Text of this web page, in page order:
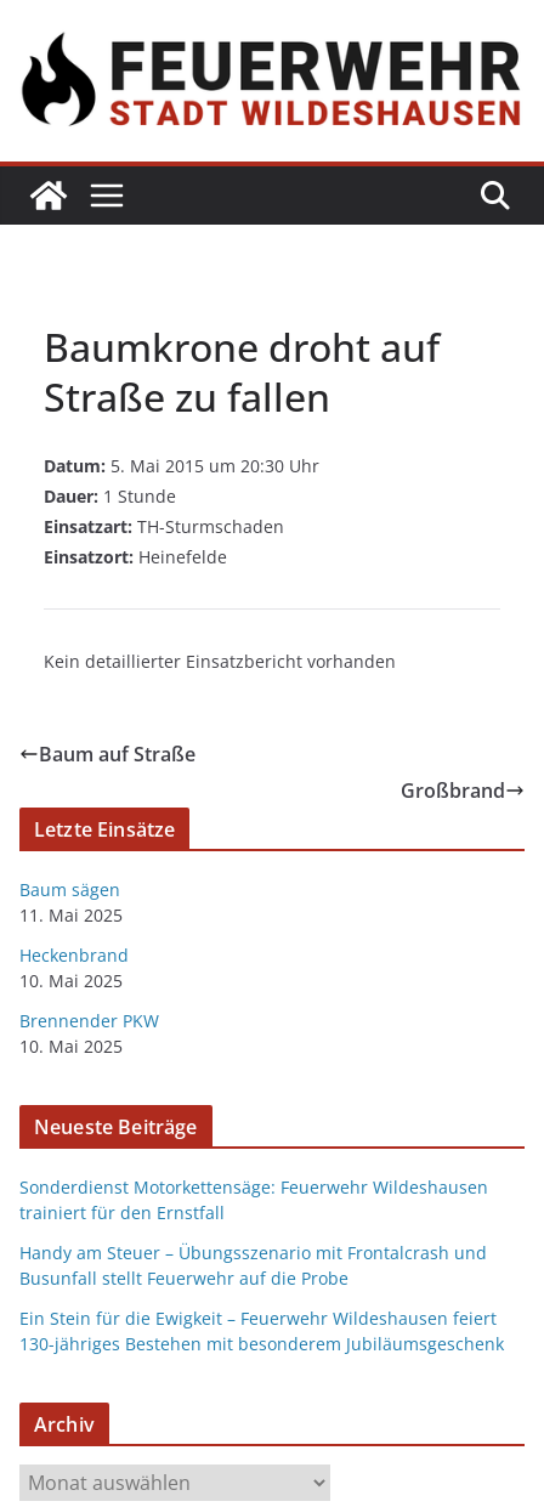
Baumkrone droht auf
Straße zu fallen
Datum: 5. Mai 2015 um 20:30 Uhr
Dauer: 1 Stunde
Einsatzart: TH-Sturmschaden
Einsatzort: Heinefelde
Kein detaillierter Einsatzbericht vorhanden
Baum auf Straße
Großbrand
Letzte Einsätze
Baum sägen
11. Mai 2025
Heckenbrand
10. Mai 2025
Brennender PKW
10. Mai 2025
Neueste Beiträge
Sonderdienst Motorkettensäge: Feuerwehr Wildeshausen
trainiert für den Ernstfall
Handy am Steuer – Übungsszenario mit Frontalcrash und
Busunfall stellt Feuerwehr auf die Probe
Ein Stein für die Ewigkeit – Feuerwehr Wildeshausen feiert
130-jähriges Bestehen mit besonderem Jubiläumsgeschenk
Archiv